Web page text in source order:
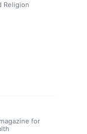
Religion
for